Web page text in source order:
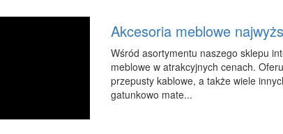
Akcesoria meblowe
Wśród asortymentu naszego sklepu
meblowe w atrakcyjnych cenach.
przepusty kablowe, a także wiele
gatunkowo mate...